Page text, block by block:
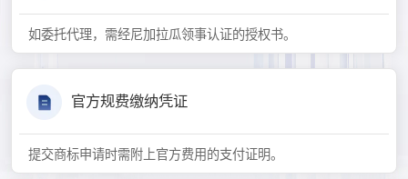
如委托代理，需经尼加拉瓜领事认证的授权书。
官方规费缴纳凭证
提交商标申请时需附上官方费用的支付证明。